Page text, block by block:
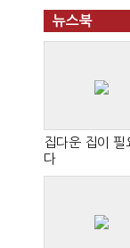
뉴스북
집다운 집이 필
다